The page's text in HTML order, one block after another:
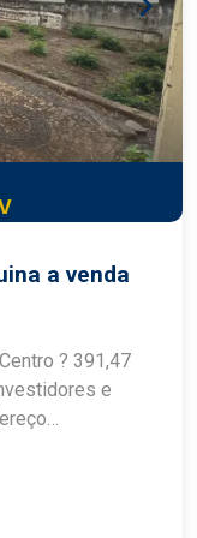
de
de
a venda
? 391,47
das